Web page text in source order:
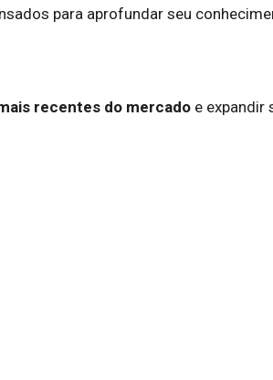
para aprofundar seu
recentes do mercado e expandir